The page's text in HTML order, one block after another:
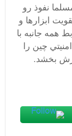
نفوذ رو
ابزارها و
همه جانبه با
چين را
بخشد.